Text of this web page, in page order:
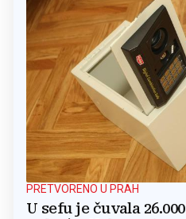
PRETVORENO U PRAH
U sefu je čuvala